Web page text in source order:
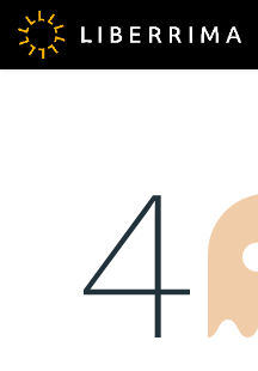
Passa al contenuto